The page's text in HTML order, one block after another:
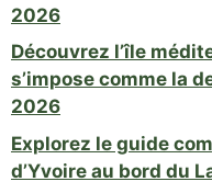
2026
Découvrez l’île
s’impose comme la
2026
Explorez le guide
d’Yvoire au bord du